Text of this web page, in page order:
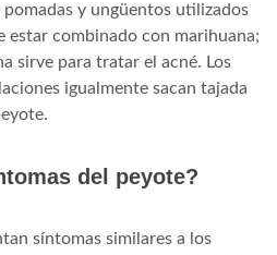
pomadas y ungüentos utilizados
estar combinado con marihuana;
sirve para tratar el acné. Los
igualmente sacan tajada
del peyote?
síntomas similares a los